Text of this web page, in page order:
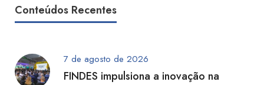
Conteúdos Recentes
7 de agosto de 2026
FINDES impulsiona a inovação na